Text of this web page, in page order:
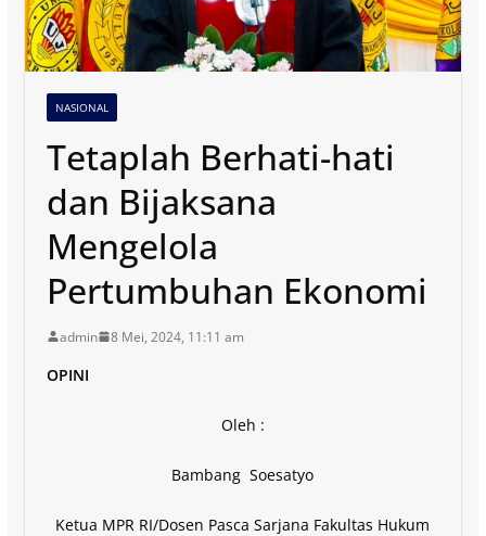
NASIONAL
Tetaplah Berhati-hati
dan Bijaksana
Mengelola
Pertumbuhan Ekonomi
admin 8 Mei, 2024, 11:11 am
OPINI
Oleh :
Bambang Soesatyo
Ketua MPR RI/Dosen Pasca Sarjana Fakultas Hukum